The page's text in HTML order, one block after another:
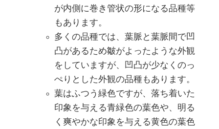
が内側に巻き管状の形になる品種等
もあります。
多くの品種では、葉脈と葉脈間で凹
凸があるため皺がよったような外観
をしていますが、凹凸が少なくのっ
ぺりとした外観の品種もあります。
葉はふつう緑色ですが、落ち着いた
印象を与える青緑色の葉色や、明る
く爽やかな印象を与える黄色の葉色